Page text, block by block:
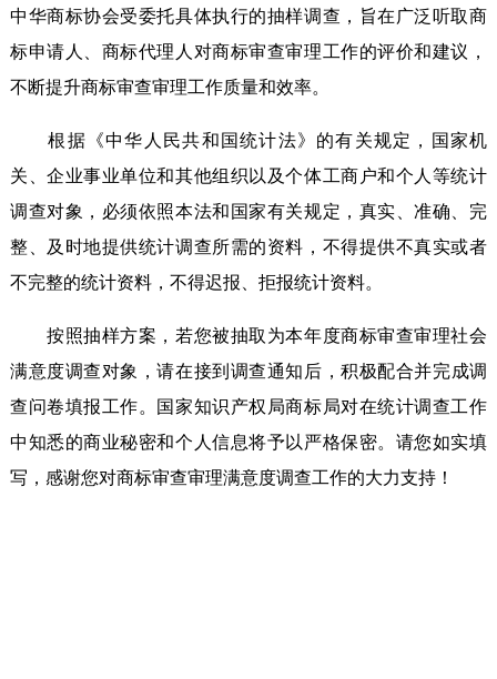
中华商标协会受委托具体执行的抽样调查，旨在广泛听取商
标申请人、商标代理人对商标审查审理工作的评价和建议，
不断提升商标审查审理工作质量和效率。
根据 《中华人民共和国统计法》 的有关规定，
国家机
关、企业事业单位和其他组织以及个体工商户和个人等统计
调查对象，必须依照本法和国家有关规定，真实、准确、完
整、及时地提供统计调查所需的资料，不得提供不真实或者
不完整的统计资料，不得迟报、拒报统计资料。
按照抽样方案，若您被抽取为本年度商标审查审理社会
满意度调查对象，请在接到调查通知后，积极配合并完成调
查问卷填报工作。 国家知识产权局商标局对在统计调查工作
中知悉的商业秘密和个人信息将予以严格保密。请您如实填
写， 感谢您对商标审查审理满意度调查工作的大力支持！